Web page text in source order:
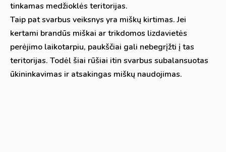
tinkamas medžioklės teritorijas.
Taip pat svarbus veiksnys yra miškų kirtimas. Jei
kertami brandūs miškai ar trikdomos lizdavietės
perėjimo laikotarpiu, paukščiai gali nebegrįžti į tas
teritorijas. Todėl šiai rūšiai itin svarbus subalansuotas
ūkininkavimas ir atsakingas miškų naudojimas.